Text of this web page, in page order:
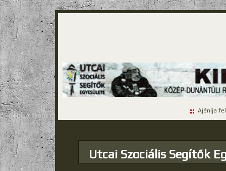
Ajánlja
Utcai Szociális Segítők